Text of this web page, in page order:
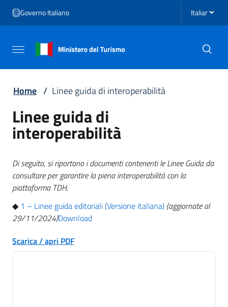
Vai al menu di navigazione
Vai al footer
Governo Italiano Seleziona
Attiva / disattiva la navigazione
Home / Linee guida di interoperabilità
Linee guida di
interoperabilità
Di seguito, si riportano i documenti contenenti le Linee Guida da
consultare per garantire la piena interoperabilità con la
piattaforma TDH.
◆ 1 – Linee guida editoriali (Versione italiana) (aggiornate al
29/11/2024)Download
Scarica / apri PDF